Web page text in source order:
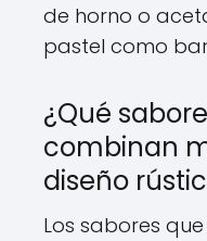
de horno o
pastel como
¿Qué
combinan
diseño
Los sabores